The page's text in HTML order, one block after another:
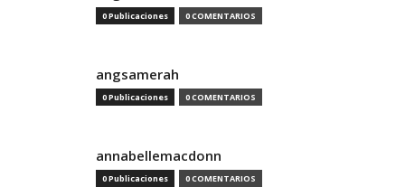
0 Publicaciones 0 COMENTARIOS
angsamerah
0 Publicaciones 0 COMENTARIOS
annabellemacdonn
0 Publicaciones 0 COMENTARIOS